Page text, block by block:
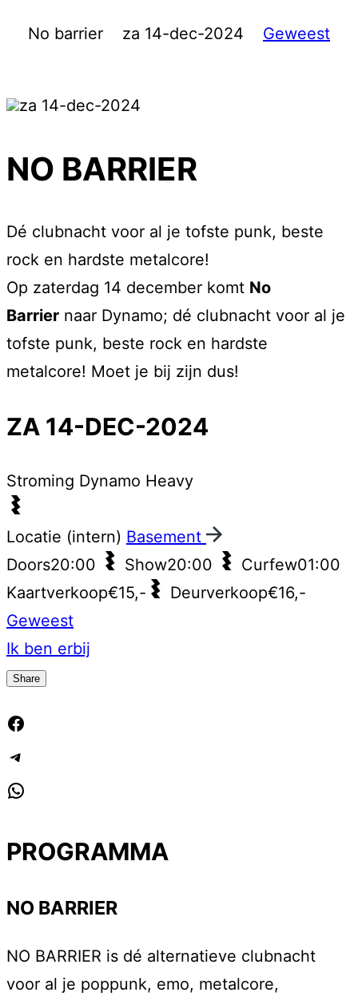
No barrier za 14-dec-2024 Geweest
za 14-dec-2024
NO BARRIER
Dé clubnacht voor al je tofste punk, beste
rock en hardste metalcore!
Op zaterdag 14 december komt No
Barrier naar Dynamo; dé clubnacht voor al je
tofste punk, beste rock en hardste
metalcore! Moet je bij zijn dus!
ZA 14-DEC-2024
Stroming Dynamo Heavy
Locatie (intern) Basement
Doors20:00 Show20:00 Curfew01:00
Kaartverkoop€15,- Deurverkoop€16,-
Geweest
Ik ben erbij
Share
PROGRAMMA
NO BARRIER
NO BARRIER is dé alternatieve clubnacht
voor al je poppunk, emo, metalcore,